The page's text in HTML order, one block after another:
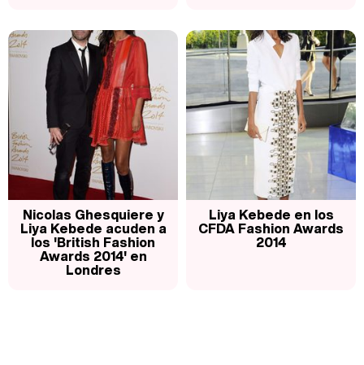
Manu Baqueiro: "Tuve como referente a Bruce Willis en 'Luz de Luna' para mi trabajo en la serie 'Perdiendo el juicio'"
Magdalena de Suecia responde a las críticas y explica por qué le han permitido lanzar su propio negocio
Nicolas Ghesquiere y
Liya Kebede acuden a
los 'British Fashion
Awards 2014' en
Londres
Liya Kebede en los
CFDA Fashion Awards
2014